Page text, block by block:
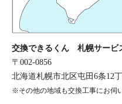
交換できるくん 札幌サービ
〒002-0856
北海道札幌市北区屯田6条12
※その他の地域も交換工事にお伺